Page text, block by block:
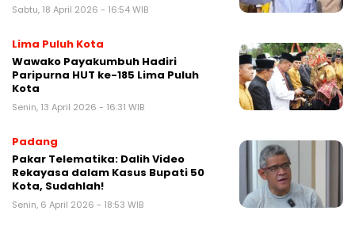
Sabtu, 18 April 2026 - 16:54 WIB
Lima Puluh Kota
Wawako Payakumbuh Hadiri
Paripurna HUT ke-185 Lima Puluh
Kota
Senin, 13 April 2026 - 16:31 WIB
Padang
Pakar Telematika: Dalih Video
Rekayasa dalam Kasus Bupati 50
Kota, Sudahlah!
Senin, 6 April 2026 - 18:53 WIB